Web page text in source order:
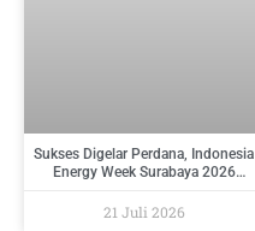
Sukses Digelar Perdana, Indonesia
Energy Week Surabaya 2026
Indonesia Timur dan Siap Kembali
21 Juli 2026